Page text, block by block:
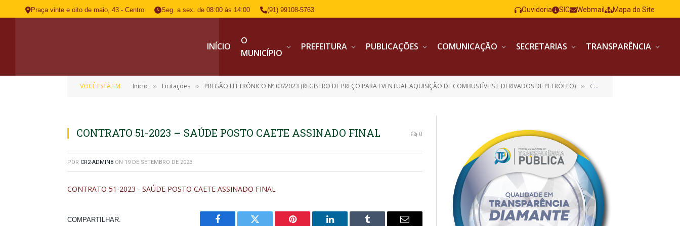
Praça vinte e oito de maio, 43 - Centro Seg. a sex. de 08:00 às 14:00 (91) 99108-5763 Ouvidoria SIC Webmail Mapa do Site
INÍCIO
O
MUNICÍPIO
PREFEITURA PUBLICAÇÕES COMUNICAÇÃO SECRETARIAS TRANSPARÊNCIA
VOCÊ ESTÁ EM: Inicio » Licitações » PREGÃO ELETRÔNICO Nº 03/2023 (REGISTRO DE PREÇO PARA EVENTUAL AQUISIÇÃO DE COMBUSTÍVEIS E DERIVADOS DE PETRÓLEO) » CONTRATO 51-2023 – SAÚDE POSTO CAETE ASSINADO FINAL
CONTRATO 51-2023 – SAÚDE POSTO CAETE ASSINADO FINAL 0
POR CR2-ADMIN8 ON 19 DE SETEMBRO DE 2023
CONTRATO 51-2023 - SAÚDE POSTO CAETE ASSINADO FINAL
COMPARTILHAR.